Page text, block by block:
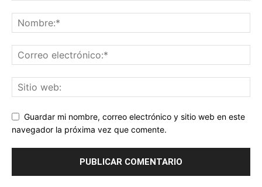
Guardar mi nombre, correo electrónico y sitio web en este
navegador la próxima vez que comente.